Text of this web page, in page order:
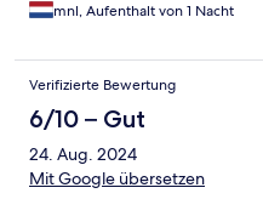
mnl, Aufenthalt von 1 Nacht
Verifizierte Bewertung
6/10 – Gut
24. Aug. 2024
Mit Google übersetzen